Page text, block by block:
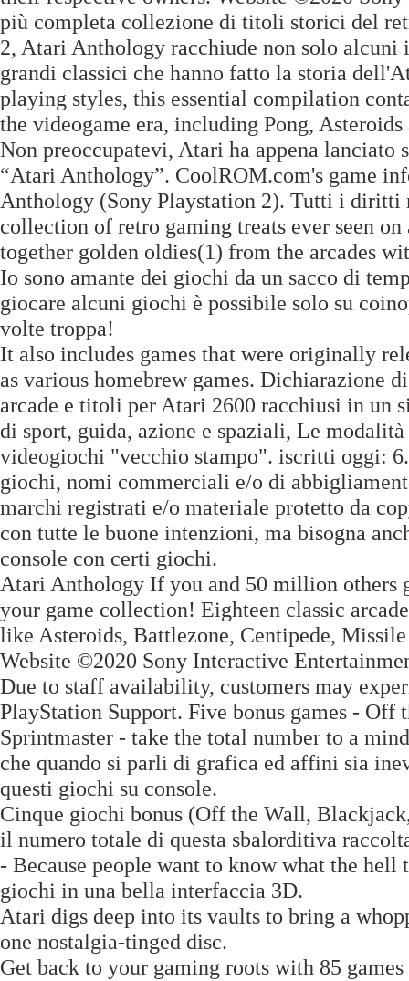
più completa collezione di titoli storici del
2, Atari Anthology racchiude non solo
grandi classici che hanno fatto la storia
playing styles, this essential compilation
the videogame era, including Pong,
Non preoccupatevi, Atari ha appena
“Atari Anthology”. CoolROM.com's game
Anthology (Sony Playstation 2). Tutti i diritti
collection of retro gaming treats ever seen
together golden oldies(1) from the arcades
Io sono amante dei giochi da un sacco di
giocare alcuni giochi è possibile solo su
volte troppa!
It also includes games that were originally
as various homebrew games.
arcade e titoli per Atari 2600 racchiusi in un
di sport, guida, azione e spaziali, Le
videogiochi "vecchio stampo". iscritti oggi:
giochi, nomi commerciali e/o di
marchi registrati e/o materiale protetto da
con tutte le buone intenzioni, ma bisogna
console con certi giochi.
Atari Anthology If you and 50 million
your game collection! Eighteen classic
like Asteroids, Battlezone, Centipede,
Website ©2020 Sony Interactive
Due to staff availability, customers may
PlayStation Support. Five bonus games - Off
Sprintmaster - take the total number to a
che quando si parli di grafica ed affini sia
questi giochi su console.
Cinque giochi bonus (Off the Wall,
il numero totale di questa sbalorditiva
- Because people want to know what the
giochi in una bella interfaccia 3D.
Atari digs deep into its vaults to bring a
one nostalgia-tinged disc.
Get back to your gaming roots with 85